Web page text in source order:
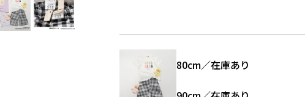
80cm／在庫あり